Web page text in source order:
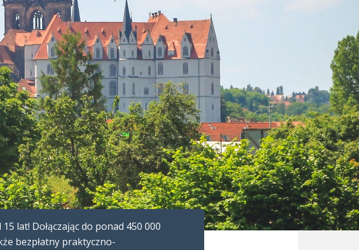
lat! Dołączając do ponad 450 000
bezpłatny praktyczno-